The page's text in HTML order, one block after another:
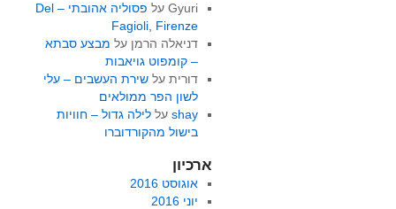
Gyuriעל
פסוליה אהובתי – Del
Fagioli, Firenze
דניאלה הרמן על מבצע סבתא
– קומפוט גויאבות
דוריתעל שירת העשבים – עלי
לשון הפר ממולאים
shayעל לילה גדול – חוויות
בישול מהקורדוברו
ארכיון
אוגוסט 2016
יוני 2016